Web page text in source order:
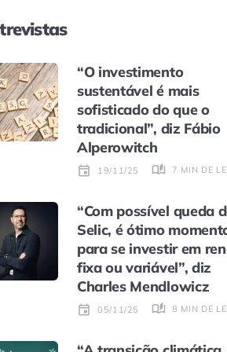
“O investimento
sustentável é mais
sofisticado do que o
tradicional”, diz Fábio
Alperowitch
19/11/25 7 MIN DE
“Com possível queda
Selic, é ótimo
para se investir em
fixa ou variável”, diz
Charles Mendlowicz
05/11/25 8 MIN DE